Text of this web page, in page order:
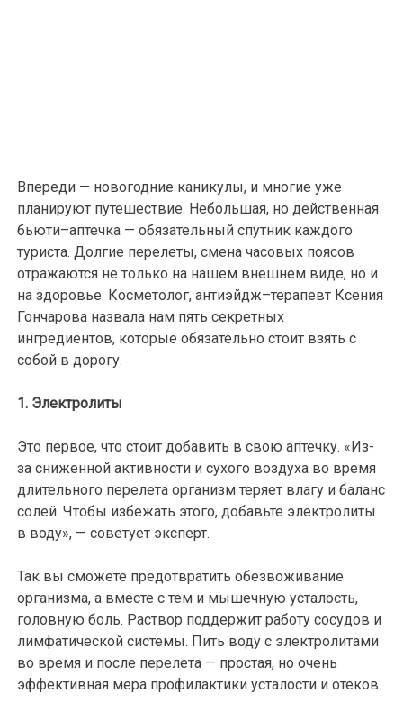
Впереди — новогодние каникулы, и многие уже
планируют путешествие. Небольшая, но действенная
бьюти–аптечка — обязательный спутник каждого
туриста. Долгие перелеты, смена часовых поясов
отражаются не только на нашем внешнем виде, но и
на здоровье. Косметолог, антиэйдж–терапевт Ксения
Гончарова назвала нам пять секретных
ингредиентов, которые обязательно стоит взять с
собой в дорогу.
1. Электролиты
Это первое, что стоит добавить в свою аптечку. «Из-
за сниженной активности и сухого воздуха во время
длительного перелета организм теряет влагу и баланс
солей. Чтобы избежать этого, добавьте электролиты
в воду», — советует эксперт.
Так вы сможете предотвратить обезвоживание
организма, а вместе с тем и мышечную усталость,
головную боль. Раствор поддержит работу сосудов и
лимфатической системы. Пить воду с электролитами
во время и после перелета — простая, но очень
эффективная мера профилактики усталости и отеков.